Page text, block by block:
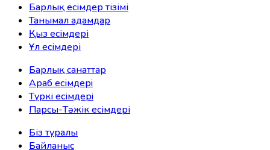
Барлық есімдер тізімі
Танымал адамдар
Қыз есімдері
Ұл есімдері
Барлық санаттар
Араб есімдерi
Түркі есімдерi
Парсы-Тәжік есімдері
Біз туралы
Байланыс